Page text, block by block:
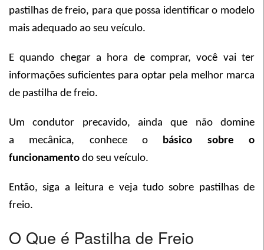
pastilhas de freio, para que possa identificar o modelo
mais adequado ao seu veículo.
E quando chegar a hora de comprar, você vai ter
informações suficientes para optar pela melhor marca
de pastilha de freio.
Um condutor precavido, ainda que não domine
a mecânica, conhece o básico sobre o
funcionamento do seu veículo.
Então, siga a leitura e veja tudo sobre pastilhas de
freio.
O Que é Pastilha de Freio